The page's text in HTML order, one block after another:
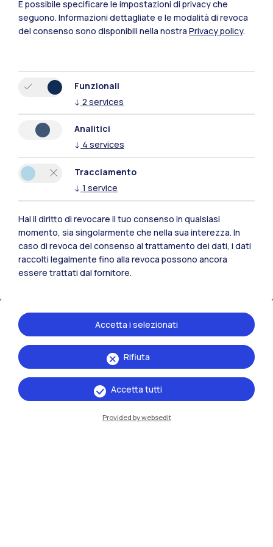
Sedi
Milano Leonardo
Milano Bovisa
Lecco
Mantova
Piacenza
Naviga il sito
Risorse
Contattaci
È possibile specificare le impostazioni di privacy che
seguono. Informazioni dettagliate e le modalità di revoca
del consenso sono disponibili nella nostra Privacy policy.
Funzionali
↓ 2 services
Analitici
↓ 4 services
Tracciamento
↓ 1 service
Hai il diritto di revocare il tuo consenso in qualsiasi
momento, sia singolarmente che nella sua interezza. In
caso di revoca del consenso al trattamento dei dati, i dati
raccolti legalmente fino alla revoca possono ancora
essere trattati dal fornitore.
Rifiuta
Accetta i selezionati
Accetta tutti
Provided by websedit